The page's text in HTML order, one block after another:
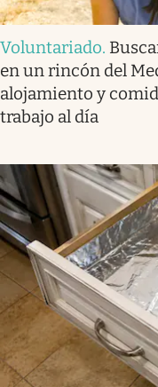
Voluntariado.
en un rincón del
alojamiento y
trabajo al día